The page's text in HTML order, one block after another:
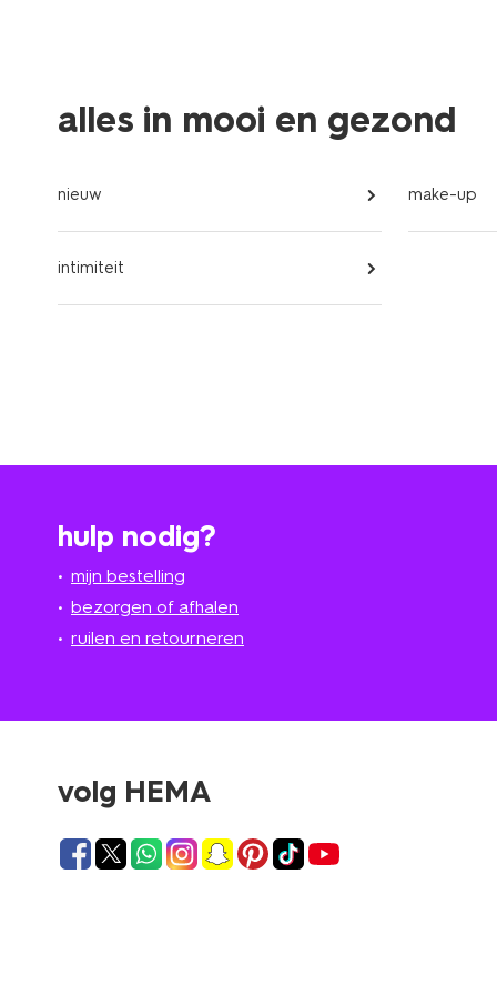
alles in mooi en gezond
nieuw make-up
intimiteit
hulp nodig?
mijn bestelling
bezorgen of afhalen
ruilen en retourneren
volg HEMA